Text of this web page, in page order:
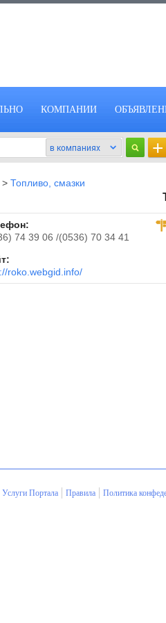
КОМПАНИИ
+
> Топливо, смазки
74 39 06 /(0536) 70 34 41
roko.webgid.info/
Услуги Портала Правила Политика